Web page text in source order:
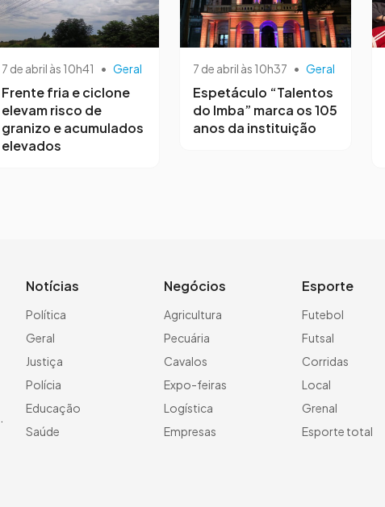
7 de abril às 10h41 • Geral
Frente fria e ciclone
elevam risco de
granizo e acumulados
elevados
7 de abril às 10h37 • Geral
Espetáculo “Talentos
do Imba” marca os 105
anos da instituição
Notícias
Política
Geral
Justiça
Polícia
Educação
Saúde
Negócios
Agricultura
Pecuária
Cavalos
Expo-feiras
Logística
Empresas
Esporte
Futebol
Futsal
Corridas
Local
Grenal
Esporte total